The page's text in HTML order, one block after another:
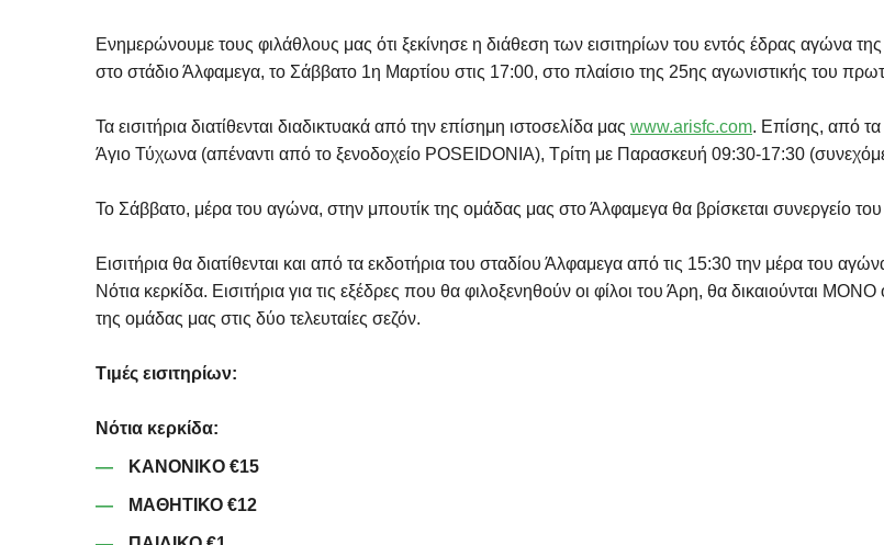
Ενημερώνουμε τους φιλάθλους μας ότι ξεκίνησε η διάθεση των εισιτηρίων του εντός έδρας αγώνα
στο στάδιο Άλφαμεγα, το Σάββατο 1η Μαρτίου στις 17:00, στο πλαίσιο της 25ης αγωνιστικής του
Τα εισιτήρια διατίθενται διαδικτυακά από την επίσημη ιστοσελίδα μας www.arisfc.com. Επίσης, από
Άγιο Τύχωνα (απέναντι από το ξενοδοχείο POSEIDONIA), Τρίτη με Παρασκευή 09:30-17:30
Το Σάββατο, μέρα του αγώνα, στην μπουτίκ της ομάδας μας στο Άλφαμεγα θα βρίσκεται συνεργείο
Εισιτήρια θα διατίθενται και από τα εκδοτήρια του σταδίου Άλφαμεγα από τις 15:30 την μέρα του
Νότια κερκίδα. Εισιτήρια για τις εξέδρες που θα φιλοξενηθούν οι φίλοι του Άρη, θα δικαιούνται
της ομάδας μας στις δύο τελευταίες σεζόν.
Τιμές εισιτηρίων:
Νότια κερκίδα:
KANONIKO €15
ΜΑΘΗΤΙΚΟ €12